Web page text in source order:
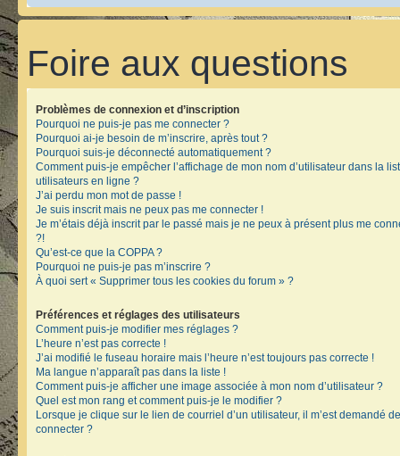
Foire aux questions
Problèmes de connexion et d’inscription
Pourquoi ne puis-je pas me connecter ?
Pourquoi ai-je besoin de m’inscrire, après tout ?
Pourquoi suis-je déconnecté automatiquement ?
Comment puis-je empêcher l’affichage de mon nom d’utilisateur dans la
utilisateurs en ligne ?
J’ai perdu mon mot de passe !
Je suis inscrit mais ne peux pas me connecter !
Je m’étais déjà inscrit par le passé mais je ne peux à présent plus me
?!
Qu’est-ce que la COPPA ?
Pourquoi ne puis-je pas m’inscrire ?
À quoi sert « Supprimer tous les cookies du forum » ?
Préférences et réglages des utilisateurs
Comment puis-je modifier mes réglages ?
L’heure n’est pas correcte !
J’ai modifié le fuseau horaire mais l’heure n’est toujours pas correcte !
Ma langue n’apparaît pas dans la liste !
Comment puis-je afficher une image associée à mon nom d’utilisateur ?
Quel est mon rang et comment puis-je le modifier ?
Lorsque je clique sur le lien de courriel d’un utilisateur, il m’est demandé
connecter ?